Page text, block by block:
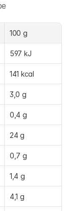
100 g
597 kJ
141 kcal
3,0 g
0,4 g
24 g
0,7 g
1,4 g
4,1 g